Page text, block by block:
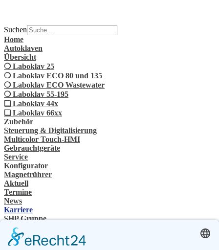
Suchen
Home
Autoklaven
Übersicht
❍ Laboklav 25
❍ Laboklav ECO 80 und 135
❍ Laboklav ECO Wastewater
❍ Laboklav 55-195
❏ Laboklav 44x
❏ Laboklav 66xx
Zubehör
Steuerung & Digitalisierung
Multicolor Touch-HMI
Gebrauchtgeräte
Service
Konfigurator
Magnetrührer
Aktuell
Termine
News
Karriere
SHP Gruppe
Unternehmensgruppe
Ansprechpartner
Kontakt